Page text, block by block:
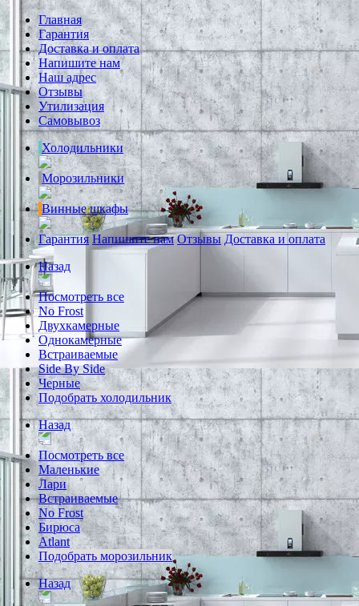
Главная
Гарантия
Доставка и оплата
Напишите нам
Наш адрес
Отзывы
Утилизация
Самовывоз
Холодильники
Морозильники
Винные шкафы
Гарантия Напишите нам Отзывы Доставка и оплата
Назад
Посмотреть все
No Frost
Двухкамерные
Однокамерные
Встраиваемые
Side By Side
Черные
Подобрать холодильник
Назад
Посмотреть все
Маленькие
Лари
Встраиваемые
No Frost
Бирюса
Atlant
Подобрать морозильник
Назад